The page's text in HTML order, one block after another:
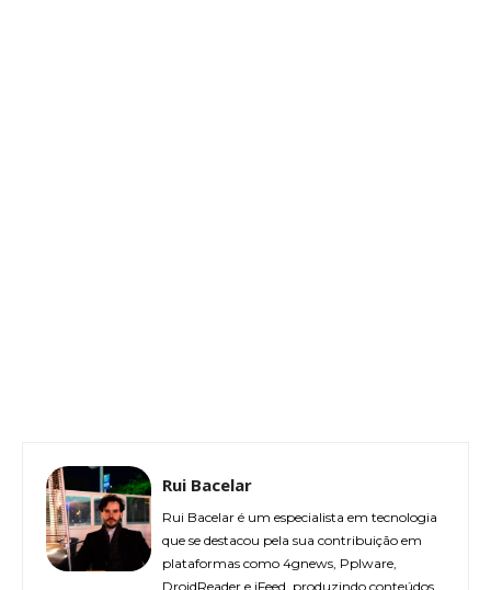
Rui Bacelar
Rui Bacelar é um especialista em tecnologia
que se destacou pela sua contribuição em
plataformas como 4gnews, Pplware,
DroidReader e iFeed, produzindo conteúdos